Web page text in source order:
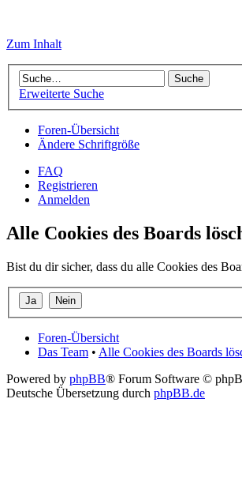
Zum Inhalt
Erweiterte Suche
Foren-Übersicht
Ändere Schriftgröße
FAQ
Registrieren
Anmelden
Alle Cookies des Boards
Bist du dir sicher, dass du alle Cookies des
Foren-Übersicht
Das Team • Alle Cookies des Boards
Powered by phpBB® Forum Software ©
Deutsche Übersetzung durch phpBB.de